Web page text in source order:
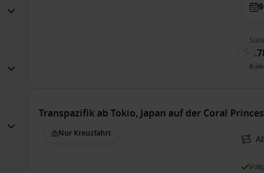
Transpazifik ab Tokio, Japan auf der Coral
Nur Kreuzfahrt